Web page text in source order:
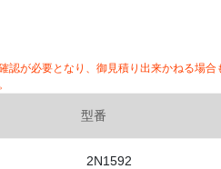
認が必要となり、御見積り出来かねる場合
型番
2N1592